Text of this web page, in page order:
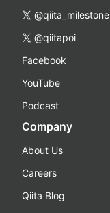
@qiita_milestone
@qiitapoi
Facebook
YouTube
Podcast
Company
About Us
Careers
Qiita Blog